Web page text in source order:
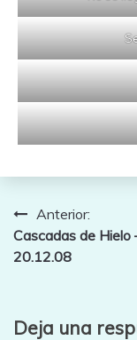
Navegación
de
Anterior:
Cascadas de Hielo
20.12.08
Deja una